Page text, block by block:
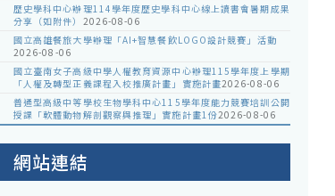
歷史學科中心辦理114學年度歷史學科中心線上讀書會暑期成果
分享（如附件） 2026-08-06
國立高雄餐旅大學辦理「AI+智慧餐飲LOGO設計競賽」活動
2026-08-06
國立臺南女子高級中學人權教育資源中心辦理115學年度上學期
「人權及轉型正義課程入校推廣計畫」實施計畫2026-08-06
普通型高級中等學校生物學科中心115學年度能力競賽培訓公開
授課「軟體動物解剖觀察與推理」實施計畫1份2026-08-06
網站連結